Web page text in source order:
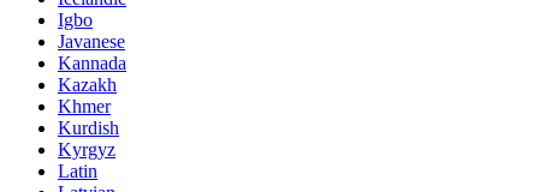
Igbo
Javanese
Kannada
Kazakh
Khmer
Kurdish
Kyrgyz
Latin